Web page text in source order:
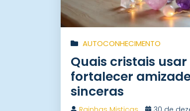
AUTOCONHECIMENTO
Quais cristais
fortalecer
sinceras